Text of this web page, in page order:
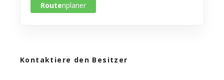
Routenplaner
Kontaktiere den Besitzer